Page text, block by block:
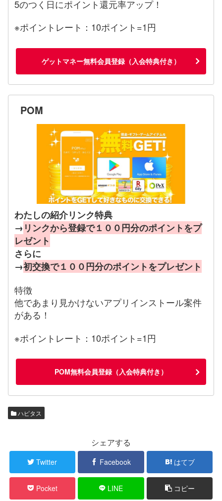
5のつく日にポイント還元率アップ！
※ポイントレート：10ポイント=1円
ゲットマネー無料会員登録（入会特典付き）
POM
わたしの紹介リンク特典
→ リンクから登録で１００円分のポイントをプ
レゼント
さらに
→初交換で１００円分のポイントをプレゼント
特徴
他であまり見かけないアプリインストール案件
がある！
※ポイントレート：10ポイント=1円
POM無料会員登録（入会特典付き）
ハピタス
シェアする
Twitter Facebook はてブ
Pocket LINE コピー